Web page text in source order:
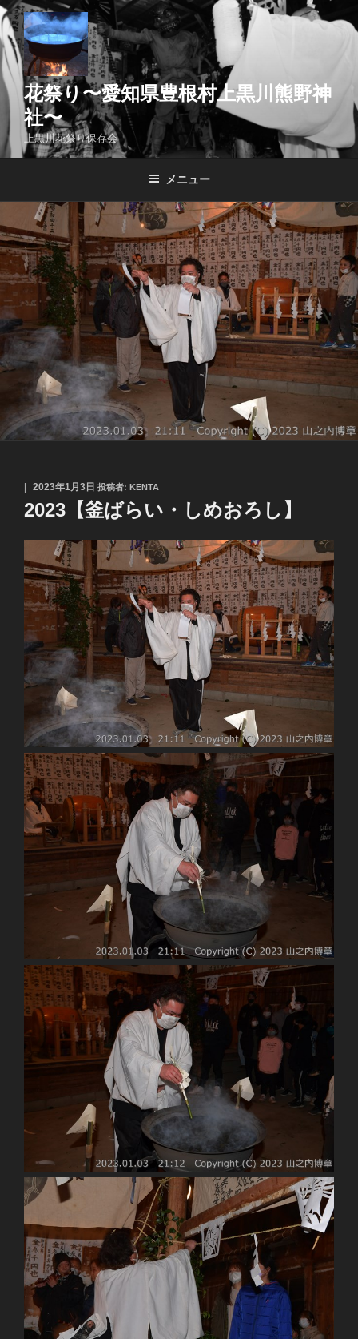
コ
ン
テ
ン
ツ
へ
ス
キ
ッ
花祭り〜愛知県豊根村上黒川熊野神
社〜
上黒川花祭り保存会
メニュー
投
稿
日:
2023年1月3日 投稿者: KENTA
2023【釜ばらい・しめおろし】